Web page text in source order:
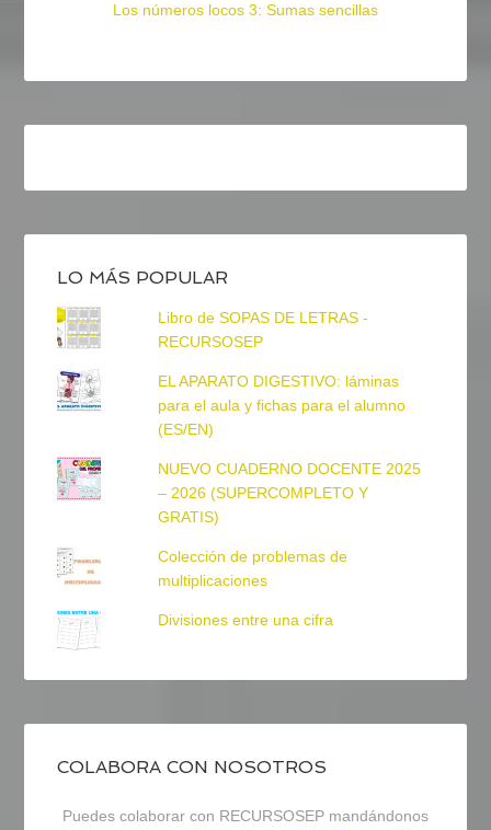
Los números locos 3: Sumas sencillas
LO MÁS POPULAR
Libro de SOPAS DE LETRAS -
RECURSOSEP
EL APARATO DIGESTIVO: láminas
para el aula y fichas para el alumno
(ES/EN)
NUEVO CUADERNO DOCENTE 2025
– 2026 (SUPERCOMPLETO Y
GRATIS)
Colección de problemas de
multiplicaciones
Divisiones entre una cifra
COLABORA CON NOSOTROS
Puedes colaborar con RECURSOSEP mandándonos